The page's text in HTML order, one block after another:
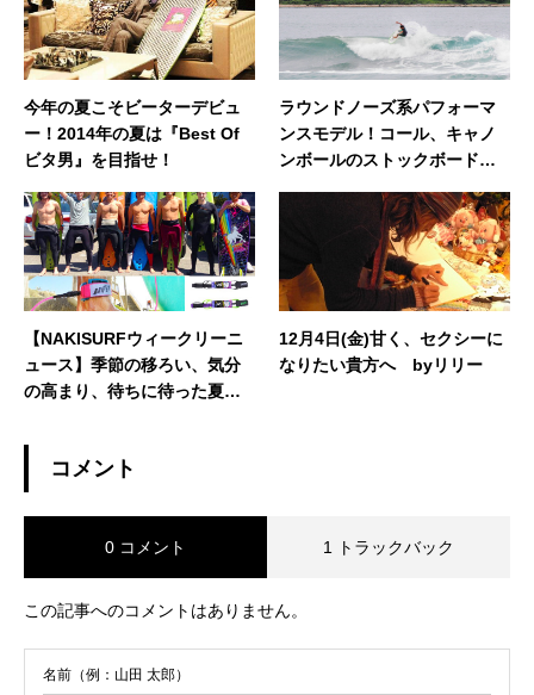
いたします。◆担当業務：店舗運営・WEBサイ
ト運営・企画・プロモーション◆東京都出身：
一宮町在住 ◆誕生日：1983年4月29日
今年の夏こそビーターデビュ
ー！2014年の夏は『Best Of
ビタ男』を目指せ！
ラウンドノーズ系パフォーマ
ンスモデル！コール、キャノ
ンボールのストックボード在
【NAKISURFウィークリーニ
ュース】季節の移ろい、気分
の高まり、待ちに待った夏に
むニュース満載でお届けしま
12月4日(金)甘く、セクシーに
なりたい貴方へ byリリー
コメント
0 コメント 1 トラックバック
この記事へのコメントはありません。
名前（例：山田 太郎）